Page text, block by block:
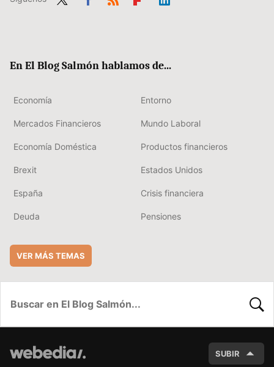
En El Blog Salmón hablamos de...
Economía Entorno
Mercados Financieros Mundo Laboral
Economía Doméstica Productos financieros
Brexit Estados Unidos
España Crisis financiera
Deuda Pensiones
VER MÁS TEMAS
SUBIR